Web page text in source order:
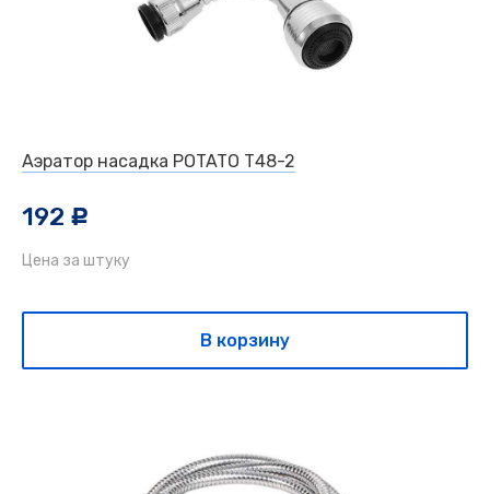
Аэратор насадка POTATO Т48-2
192 c
Цена за штуку
В корзину